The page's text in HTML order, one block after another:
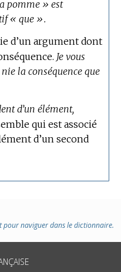
pomme » est
« que ».
d’un argument dont
Je vous
la conséquence que
d’un élément,
qui est associé
d’un second
pour naviguer dans le dictionnaire.